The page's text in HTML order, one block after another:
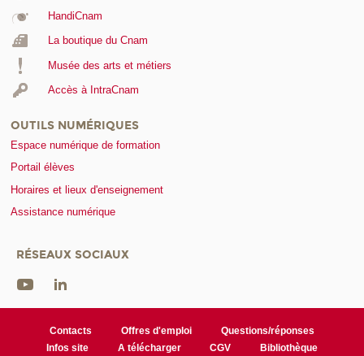
HandiCnam
La boutique du Cnam
Musée des arts et métiers
Accès à IntraCnam
OUTILS NUMÉRIQUES
Espace numérique de formation
Portail élèves
Horaires et lieux d'enseignement
Assistance numérique
RÉSEAUX SOCIAUX
Contacts Offres d'emploi
Questions/réponses
Infos site
A télécharger CGV Bibliothèque